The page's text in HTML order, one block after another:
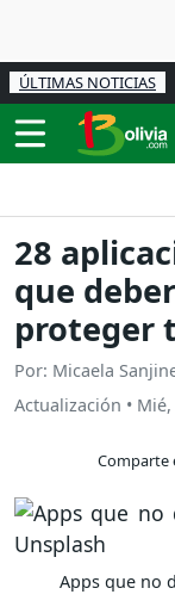
ÚLTIMAS NOTICIAS
28
que
proteger
Por: Micaela
Actualización •
Comparte
Apps que no